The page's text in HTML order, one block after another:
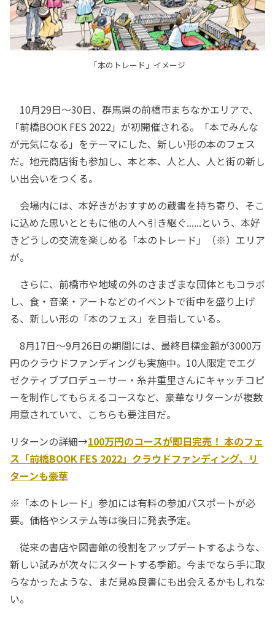
「本のトレード」イメージ
10月29日～30日、群馬県の前橋市まちなかエリアで、
「前橋BOOK FES 2022」が初開催される。「本でみんな
が元気になる」をテーマにした、新しい形の本のフェス
だ。地元商店街も参加し、本と本、人と人、人と街の新し
い出会いをつくる。
会場内には、本好きがおすすめの蔵書を持ち寄り、そこ
に込めた思いとともに他の人へ引き継ぐ......という、本好
きどうしの交流を楽しめる「本のトレード」（※）エリア
が。
さらに、前橋市や地域の外のさまざまな団体ともコラボ
し、食・音楽・アートなどのイベントで街中を盛り上げ
る、新しい形の「本のフェス」を目指している。
8月17日～9月26日の期間には、最終目標金額が3000万
円のクラウドファンディングも実施中。10人限定でエグ
ゼクティブプロデューサー・糸井重里さんにキャッチコピ
ーを制作してもらえるコースなど、豪華なリターンが複数
用意されていて、こちらも要注目だ。
リターンの詳細→100万円のコースが即日完売！ 本のフェ
ス「前橋BOOK FES 2022」クラウドファンディング、リ
ターンも豪華
※「本のトレード」参加には有料の参加パスポートが必
要。価格やシステム等は後日に発表予定。
従来の書店や図書館の役割をアップデートするような、
新しい試みが次々にスタートする季節。今までなら手に取
らなかったような、まだ見ぬ良書にも出会えるかもしれな
い。